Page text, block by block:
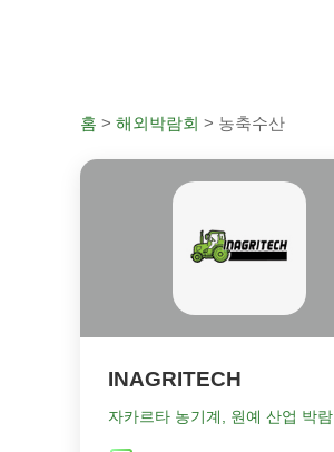
홈 > 해외박람회 > 농축수산
INAGRITECH
자카르타 농기계, 원예 산업 박람